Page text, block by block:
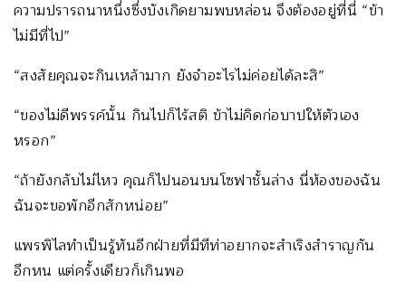
ความปรารถนาหนึ่งซึ่งบังเกิดยามพบหล่อน จึงต้องอยู่ที่นี่ “ข้า
ไม่มีที่ไป”
“สงสัยคุณจะกินเหล้ามาก ยังจำอะไรไม่ค่อยได้ละสิ”
“ของไม่ดีพรรค์นั้น กินไปก็ไร้สติ ข้าไม่คิดก่อบาปให้ตัวเอง
หรอก”
“ถ้ายังกลับไม่ไหว คุณก็ไปนอนบนโซฟาชั้นล่าง นี่ห้องของฉัน
ฉันจะขอพักอีกสักหน่อย”
แพรพิไลทำเป็นรู้ทันอีกฝ่ายที่มีทีท่าอยากจะสำเริงสำราญกัน
อีกหน แต่ครั้งเดียวก็เกินพอ